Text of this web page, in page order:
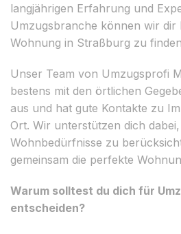
langjährigen Erfahrung und
Umzugsbranche können wir dir
Wohnung in Straßburg zu
Unser Team von Umzugsprofi
bestens mit den örtlichen
aus und hat gute Kontakte zu
Ort. Wir unterstützen dich
Wohnbedürfnisse zu
gemeinsam die perfekte
Warum solltest du dich für
entscheiden?